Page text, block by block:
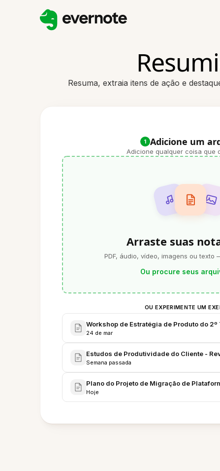
Resuma, extraia itens de ação e
1 Adicione um
Adicione qualquer coisa que
Arraste suas
PDF, áudio, vídeo, imagens ou texto
Ou procure seus
OU EXPERIMENTE UM
Workshop de Estratégia de Produto do
24 de mar
Estudos de Produtividade do Cliente -
Semana passada
Plano do Projeto de Migração de
Hoje